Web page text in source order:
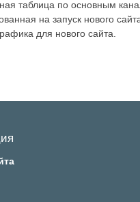
таблица по основным
на запуск нового
для нового сайта.